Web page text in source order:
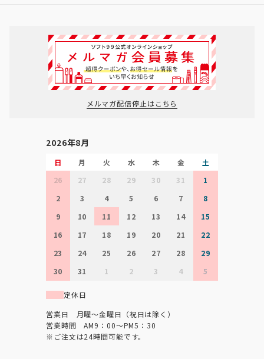
メルマガ配信停止はこちら
2026年8月
日 月 火 水 木 金
土
26
27 28 29 30 31
1
2
3 4 5 6 7
8
9
10 11 12 13 14
15
16
17 18 19 20 21
22
23
24 25 26 27 28
29
30
31 1 2 3 4 5
定休日
営業日 月曜～金曜日（祝日は除く）
営業時間 AM9：00～PM5：30
※ご注文は24時間可能です。